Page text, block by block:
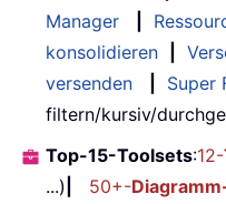
Manager
konsolidieren
versenden
Super
filtern/kursiv/
Top-15-Toolsets:12-
...)
50+-